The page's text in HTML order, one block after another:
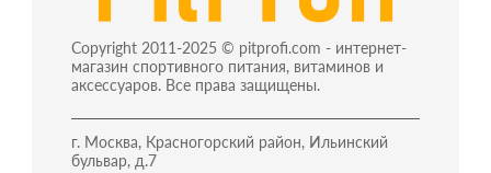
Copyright 2011-2025 © pitprofi.com - интернет-
магазин спортивного питания, витаминов и
аксессуаров. Все права защищены.
г. Москва, Красногорский район, Ильинский
бульвар, д.7